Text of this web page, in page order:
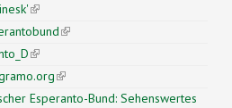
(link is external)
(link is external)
(link is external)
(link is external)
Esperanto-Bund: Sehenswertes